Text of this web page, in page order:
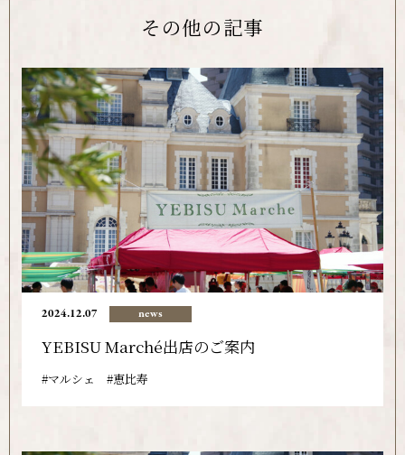
その他の記事
2024.12.07 news
YEBISU Marché出店のご案内
マルシェ 恵比寿